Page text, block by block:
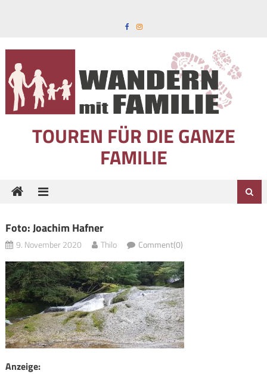
TOUREN FÜR DIE GANZE
FAMILIE
Foto: Joachim Hafner
9. November 2020 Thilo Comment(0)
Anzeige: